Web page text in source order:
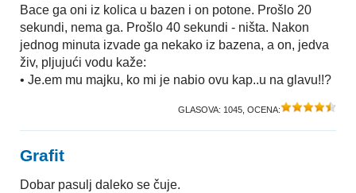
Bace ga oni iz kolica u bazen i on potone. Prošlo 20
sekundi, nema ga. Prošlo 40 sekundi - ništa. Nakon
jednog minuta izvade ga nekako iz bazena, a on, jedva
živ, pljujući vodu kaže:
• Je.em mu majku, ko mi je nabio ovu kap..u na glavu!!?
GLASOVA: 1045 , OCENA:
Grafit
Dobar pasulj daleko se čuje.